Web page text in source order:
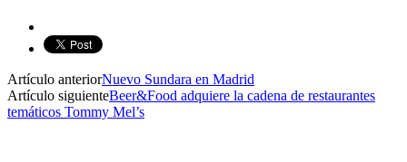
Artículo anteriorNuevo Sundara en Madrid
Artículo siguienteBeer&Food adquiere la cadena de restaurantes
temáticos Tommy Mel’s